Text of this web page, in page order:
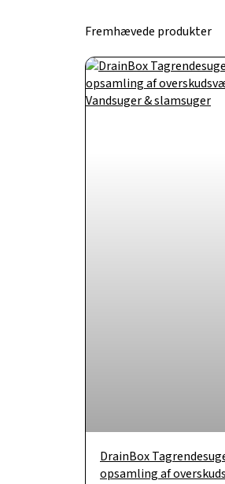
Fremhævede produkter
DrainBox
opsamling af